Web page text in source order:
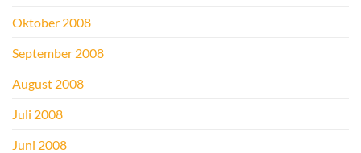
Oktober 2008
September 2008
August 2008
Juli 2008
Juni 2008